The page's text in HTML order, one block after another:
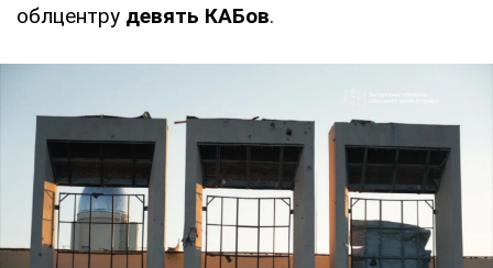
облцентру девять КАБов.